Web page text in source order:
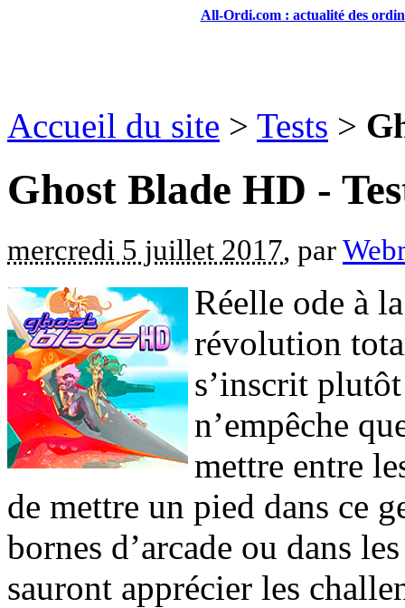
All-Ordi.com : actualité des
Accueil du site > Tests >
Ghost Blade HD -
mercredi 5 juillet 2017, par
Réelle ode à
révolution
s’inscrit
n’empêche
mettre entre
de mettre un pied dans ce
bornes d’arcade ou dans
sauront apprécier les